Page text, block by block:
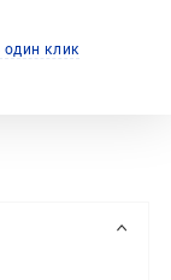
один клик